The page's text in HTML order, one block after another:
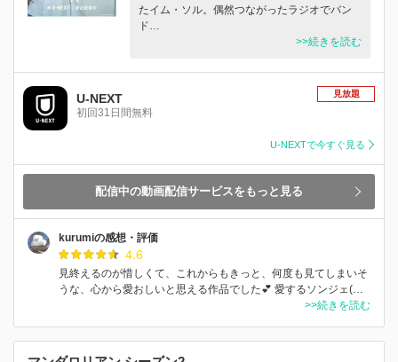
たイム・ソル。偶然つながったラジオでバン
ド…
>>続きを読む
U-NEXT
初回31日間無料
見放題
U-NEXTで今すぐ見る
配信中の動画配信サービスをもっと見る
kurumiの感想・評価
4.6
見終えるのが惜しくて、これからもきっと、何度も見てしまいそ
うな、心から愛おしいと思える作品でした💕 愛するソンジェ(…
>>続きを読む